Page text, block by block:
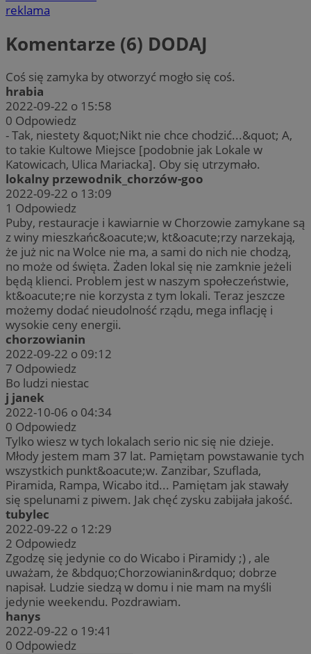
reklama
Komentarze (6) DODAJ
Coś się zamyka by otworzyć mogło się coś.
hrabia
2022-09-22 o 15:58
0 Odpowiedz
- Tak, niestety &quot;Nikt nie chce chodzić...&quot; A,
to takie Kultowe Miejsce [podobnie jak Lokale w
Katowicach, Ulica Mariacka]. Oby się utrzymało.
lokalny przewodnik_chorzów-goo
2022-09-22 o 13:09
1 Odpowiedz
Puby, restauracje i kawiarnie w Chorzowie zamykane są
z winy mieszkańc&oacute;w, kt&oacute;rzy narzekają,
że już nic na Wolce nie ma, a sami do nich nie chodzą,
no może od święta. Żaden lokal się nie zamknie jeżeli
będą klienci. Problem jest w naszym społeczeństwie,
kt&oacute;re nie korzysta z tym lokali. Teraz jeszcze
możemy dodać nieudolność rządu, mega inflację i
wysokie ceny energii.
chorzowianin
2022-09-22 o 09:12
7 Odpowiedz
Bo ludzi niestac
j janek
2022-10-06 o 04:34
0 Odpowiedz
Tylko wiesz w tych lokalach serio nic się nie dzieje.
Młody jestem mam 37 lat. Pamiętam powstawanie tych
wszystkich punkt&oacute;w. Zanzibar, Szuflada,
Piramida, Rampa, Wicabo itd... Pamiętam jak stawały
się spelunami z piwem. Jak chęć zysku zabijała jakość.
tubylec
2022-09-22 o 12:29
2 Odpowiedz
Zgodzę się jedynie co do Wicabo i Piramidy ;) , ale
uważam, że &bdquo;Chorzowianin&rdquo; dobrze
napisał. Ludzie siedzą w domu i nie mam na myśli
jedynie weekendu. Pozdrawiam.
hanys
2022-09-22 o 19:41
0 Odpowiedz